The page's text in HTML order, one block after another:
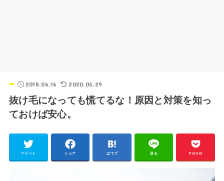
2018.06.16 2020.05.29
抜け毛になっても慌てるな！原因と対策を知っ
ておけば安心。
ツイート シェア はてブ 送る Pocket